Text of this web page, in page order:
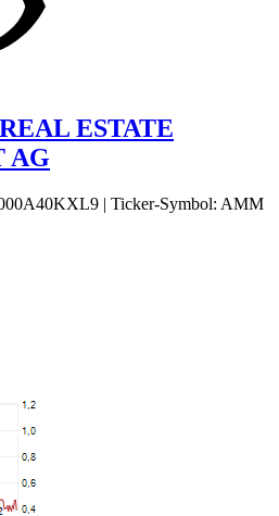
ESTATE
AG
| Ticker-Symbol: AMM